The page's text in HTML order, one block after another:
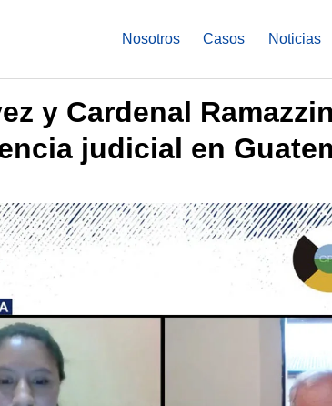
Nosotros Casos Noticias
y Cardenal
judicial en